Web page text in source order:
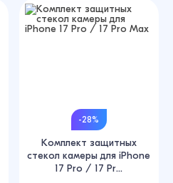
-28%
Комплект защитных
стекол камеры для iPhone
17 Pro / 17 Pr...